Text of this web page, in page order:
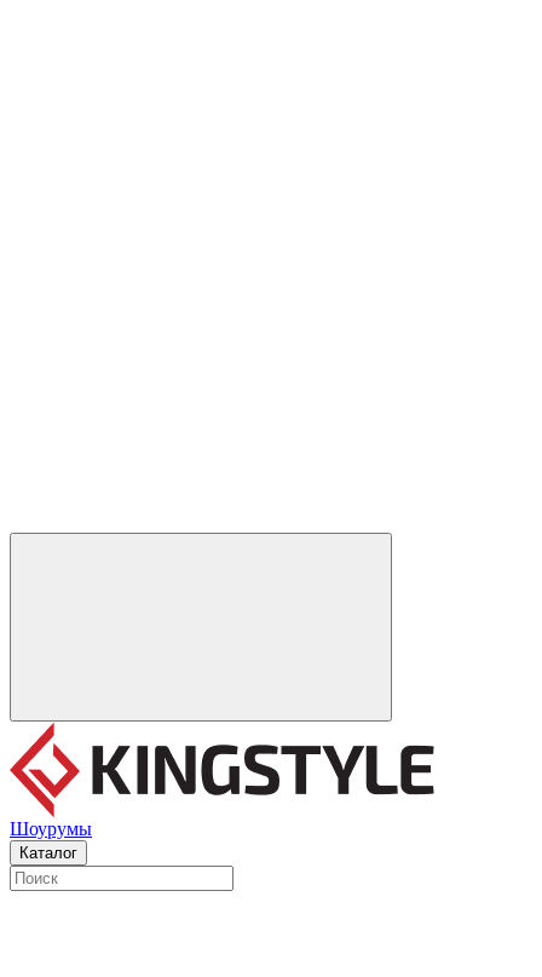
Шоурумы
Каталог